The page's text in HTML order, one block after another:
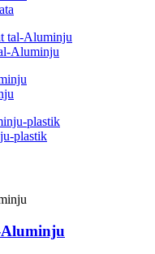
Aluminju
plastik